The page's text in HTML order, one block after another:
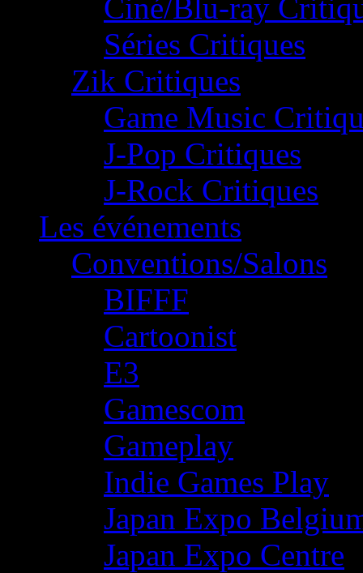
Ciné/Blu-ray
Séries Critiques
Zik Critiques
Game Music
J-Pop Critiques
J-Rock Critiques
Les événements
Conventions/Salons
BIFFF
Cartoonist
E3
Gamescom
Gameplay
Indie Games Play
Japan Expo
Japan Expo Centre